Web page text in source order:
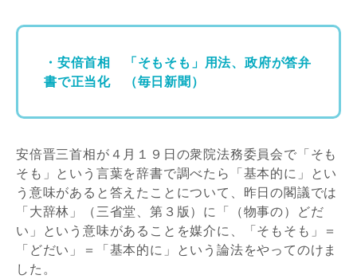
・安倍首相 「そもそも」用法、政府が答弁
書で正当化 （毎日新聞）
安倍晋三首相が４月１９日の衆院法務委員会で「そも
そも」という言葉を辞書で調べたら「基本的に」とい
う意味があると答えたことについて、昨日の閣議では
「大辞林」（三省堂、第３版）に「（物事の）どだ
い」という意味があることを媒介に、「そもそも」＝
「どだい」＝「基本的に」という論法をやってのけま
した。